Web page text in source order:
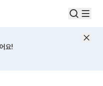
요!